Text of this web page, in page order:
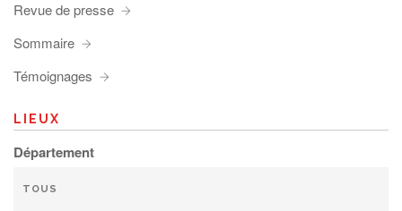
Revue de presse
Sommaire
Témoignages
LIEUX
Département